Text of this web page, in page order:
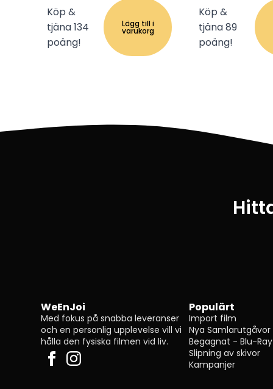
Köp &
tjäna 134
poäng!
Lägg till i
varukorg
Köp &
tjäna 89
poäng!
WeEnJoi
Med fokus på snabba leveranser
och en personlig upplevelse vill vi
hålla den fysiska filmen vid liv.
Populärt
Import film
Nya Samlarutgåvor
Begagnat - Blu-Ray
Slipning av skivor
Kampanjer